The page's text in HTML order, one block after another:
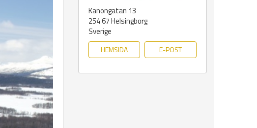
Kanongatan 13
254 67Helsingborg
Sverige
HEMSIDA E-POST